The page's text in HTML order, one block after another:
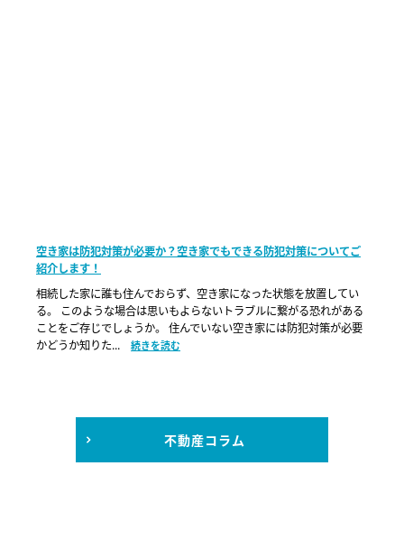
空き家は防犯対策が必要か？空き家でもできる防犯対策についてご
紹介します！
相続した家に誰も住んでおらず、空き家になった状態を放置してい
る。 このような場合は思いもよらないトラブルに繋がる恐れがある
ことをご存じでしょうか。 住んでいない空き家には防犯対策が必要
かどうか知りた... 続きを読む
不動産コラム